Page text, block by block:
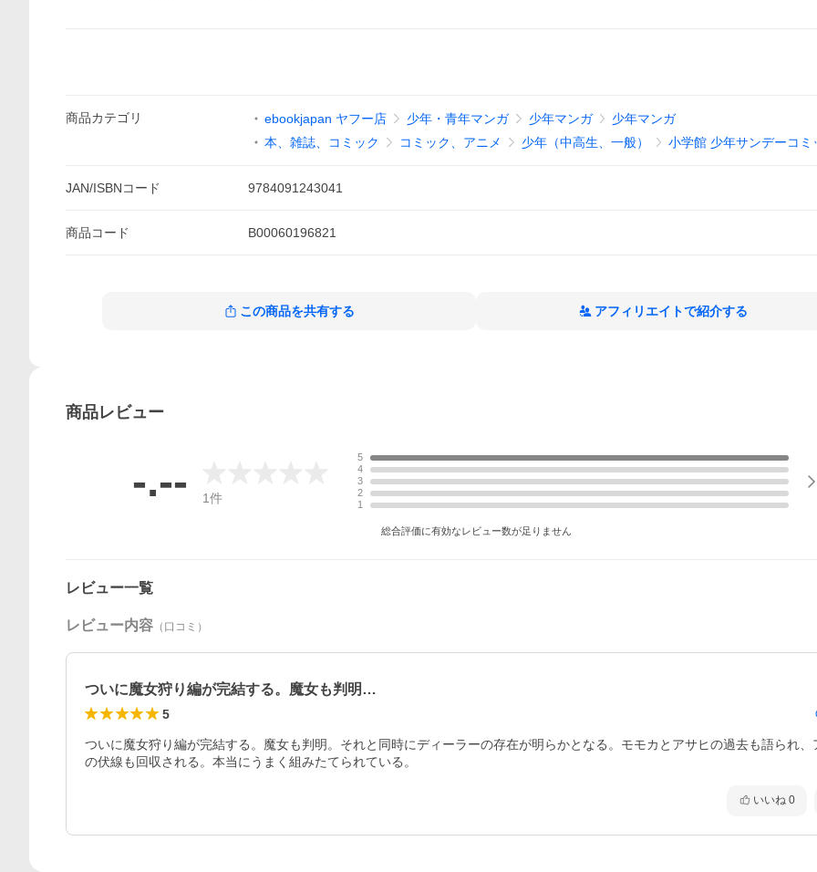
商品カテゴリ ebookjapan ヤフー店 少年・青年マンガ 少年マンガ
少年マンガ
本、雑誌、コミック
コミック、アニメ 少年（中高生、一般） 小学館 少年サンデーコミ
JAN/ISBNコード 9784091243041
商品コード B00060196821
この商品を共有する アフィリエイトで紹介する
商品レビュー
-.-- 1件
5
4
3
2
1
総合評価に有効なレビュー数が足りません
レビュー一覧
レビュー内容 （口コミ）
ついに魔女狩り編が完結する。魔女も判明…
5
ついに魔女狩り編が完結する。魔女も判明。それと同時にディーラーの存在が明らかとなる。モモカとアサヒの過去も語られ、
の伏線も回収される。本当にうまく組みたてられている。
いいね 0